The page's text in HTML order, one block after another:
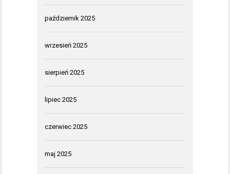
październik 2025
wrzesień 2025
sierpień 2025
lipiec 2025
czerwiec 2025
maj 2025